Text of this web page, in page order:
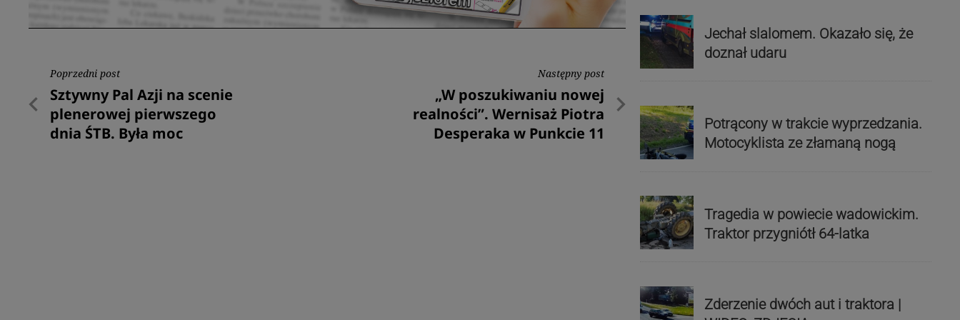
Nawigacja
wpisu
Poprzedni post
Poprzedni
post
Sztywny Pal Azji na scenie
plenerowej pierwszego
dnia ŚTB. Była moc
Następny post
Następny
post
„W poszukiwaniu nowej
realności”. Wernisaż Piotra
Desperaka w Punkcie 11
Jechał slalomem. Okazało się, że
doznał udaru
Potrącony w trakcie wyprzedzania.
Motocyklista ze złamaną nogą
Tragedia w powiecie wadowickim.
Traktor przygniótł 64-latka
Zderzenie dwóch aut i traktora |